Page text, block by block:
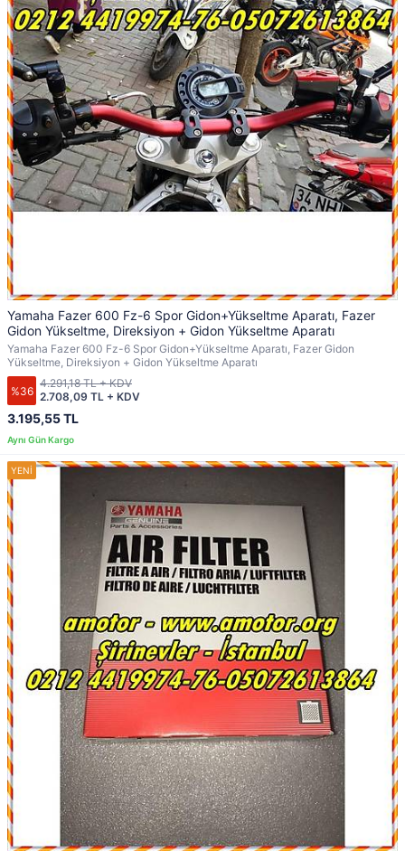
Yamaha Fazer 600 Fz-6 Spor Gidon+Yükseltme Aparatı, Fazer
Gidon Yükseltme, Direksiyon + Gidon Yükseltme Aparatı
Yamaha Fazer 600 Fz-6 Spor Gidon+Yükseltme Aparatı, Fazer Gidon
Yükseltme, Direksiyon + Gidon Yükseltme Aparatı
%36
3.195,55 TL
2.708,09 TL + KDV
4.291,18 TL + KDV